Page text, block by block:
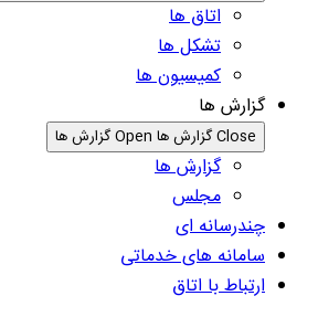
اتاق ها
تشکل ها
کمیسیون ها
گزارش ها
Close گزارش ها Open گزارش ها
گزارش ها
مجلس
چندرسانه ای
سامانه های خدماتی
ارتباط با اتاق